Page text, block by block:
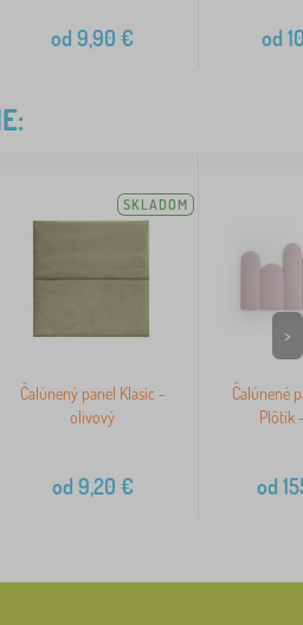
od 9,90 € od
SKLADOM
Čalúnený panel Klasic -
olivový
od 9,20 €
Čalúnené
Plôtik
od
>